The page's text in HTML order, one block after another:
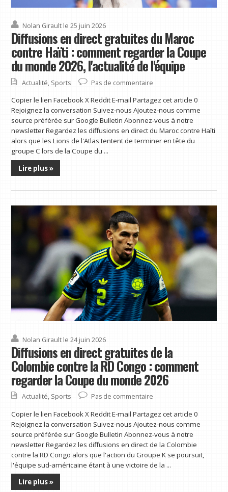
Nolan Girault le 25 juin 2026
Diffusions en direct gratuites du Maroc
contre Haïti : comment regarder la Coupe
du monde 2026, l'actualité de l'équipe
Actualité, Sports Pas de commentaire
Copier le lien Facebook X Reddit E-mail Partagez cet article 0
Rejoignez la conversation Suivez-nous Ajoutez-nous comme
source préférée sur Google Bulletin Abonnez-vous à notre
newsletter Regardez les diffusions en direct du Maroc contre Haïti
alors que les Lions de l'Atlas tentent de terminer en tête du
groupe C lors de la Coupe du ...
Lire plus »
Nolan Girault le 24 juin 2026
Diffusions en direct gratuites de la
Colombie contre la RD Congo : comment
regarder la Coupe du monde 2026
Actualité, Sports Pas de commentaire
Copier le lien Facebook X Reddit E-mail Partagez cet article 0
Rejoignez la conversation Suivez-nous Ajoutez-nous comme
source préférée sur Google Bulletin Abonnez-vous à notre
newsletter Regardez les diffusions en direct de la Colombie
contre la RD Congo alors que l'action du Groupe K se poursuit,
l'équipe sud-américaine étant à une victoire de la ...
Lire plus »